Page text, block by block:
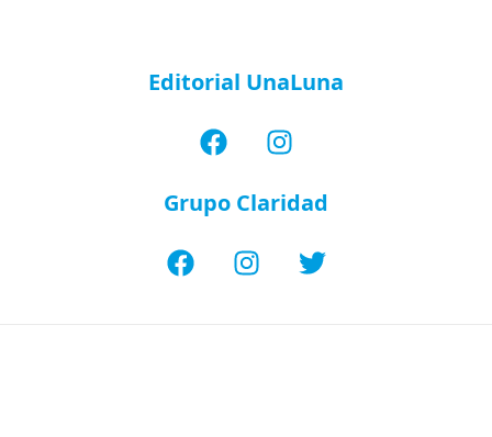
Editorial UnaLuna
Grupo Claridad